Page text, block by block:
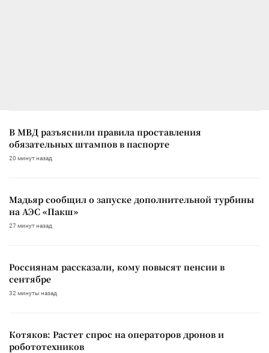
В МВД разъяснили правила проставления
обязательных штампов в паспорте
20 минут назад
Мадьяр сообщил о запуске дополнительной турбины
на АЭС «Пакш»
27 минут назад
Россиянам рассказали, кому повысят пенсии в
сентябре
32 минуты назад
Котяков: Растет спрос на операторов дронов и
робототехников